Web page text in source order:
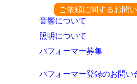
ご依頼に関するお問
音響について
照明について
パフォーマー募集
パフォーマー登録のお問い